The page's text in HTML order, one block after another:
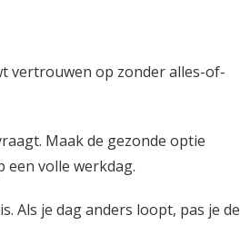
vertrouwen op zonder alles-of-
Maak de gezonde optie
volle werkdag.
Als je dag anders loopt, pas je de